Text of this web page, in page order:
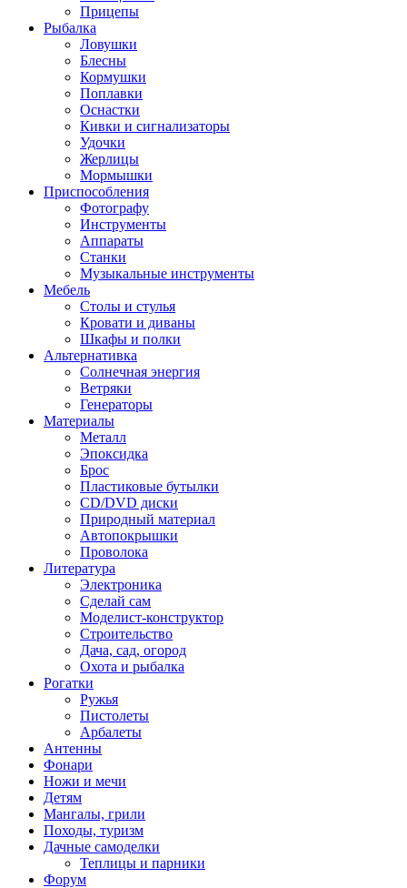
Прицепы
Рыбалка
Ловушки
Блесны
Кормушки
Поплавки
Оснастки
Кивки и сигнализаторы
Удочки
Жерлицы
Мормышки
Приспособления
Фотографу
Инструменты
Аппараты
Станки
Музыкальные инструменты
Мебель
Столы и стулья
Кровати и диваны
Шкафы и полки
Альтернативка
Солнечная энергия
Ветряки
Генераторы
Материалы
Металл
Эпоксидка
Брос
Пластиковые бутылки
CD/DVD диски
Природный материал
Автопокрышки
Проволока
Литература
Электроника
Сделай сам
Моделист-конструктор
Строительство
Дача, сад, огород
Охота и рыбалка
Рогатки
Ружья
Пистолеты
Арбалеты
Антенны
Фонари
Ножи и мечи
Детям
Мангалы, грили
Походы, туризм
Дачные самоделки
Теплицы и парники
Форум